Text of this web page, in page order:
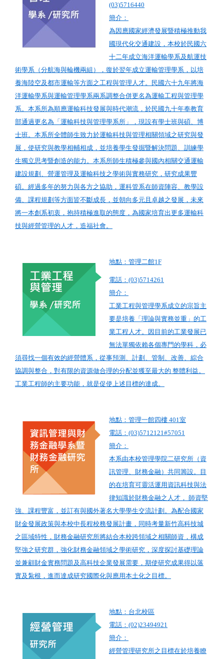
(03)5716440
簡介：
為因應國家經濟發展暨積極推動我
國現代化交通建設，本校於民國六
十二年成立海洋運輸學系及航運技
術學系（分航海與輪機兩組），復於翌年成立運輸管理學系，以培
養海陸空及都市運輸等方面之工程與管理人才。民國六十九年將海
洋運輸學系與運輸管理學系兩系調整合併更名為運輸工程與管理學
系。本系所為順應運輸科技發展與時代潮流，於民國九十年奉教育
部通過更名為「運輸科技與管理學系所」，現設有學士班與碩、博
士班。本系所全體師生致力於運輸科技與管理相關領域之研究與發
展，使研究與教學相輔相成，並培養學生發掘暨解決問題、訓練學
生獨立思考暨創造的能力。本系所師生積極參與國內相關交通運輸
建設規劃、營運管理及運輸科技之學術與實務研究，研究成果豐
碩。經過多年的努力與各方之協助，運科管系在師資陣容、教學設
備、課程規劃等方面皆不斷成長，並朝向多元且卓越之發展，未來
將一本創系初衷，抱持積極進取的態度，為國家培育出更多運輸科
技與經營管理的人才，造福社會。
地點：管理二館1F
電話：(03)5714261
簡介：
工業工程與管理學系成立的宗旨主
要是培養「理論與實務並重」的工
業工程人才。因目前的工業發展已
無法單獨依賴各個專門的學科，必
須尋找一個有效的經營體系，從事預測、計劃、管制、改善、綜合
協調與整合，對有限的資源做合理的分配並獲至最大的 整體利益。
工業工程師的主要功能，就是促使上述目標的達成。
地點：管理一館四樓 401室
電話：(03)5712121#57051
簡介：
本系由本校管理學院二研究所（資
訊管理、財務金融）共同籌設。目
的在培育可靈活運用資訊科技與法
律知識於財務金融之人才， 師資堅
強、課程豐富，並訂有與國外著名大學學生交流計劃。為配合國家
財金發展政策與本校中長程校務發展計畫，同時考量新竹高科技城
之區域特性，財務金融研究所將結合本校跨領域之相關師資，構成
堅強之研究群，強化財務金融領域之學術研究，深度探討基礎理論
並兼顧財金實務問題及高科技企業發展需要，期使研究成果得以落
實及紮根，進而達成研究國際化與應用本土化之目標。
地點：台北校區
電話：(02)23494921
簡介：
經營管理研究所之目標在於培養瞭